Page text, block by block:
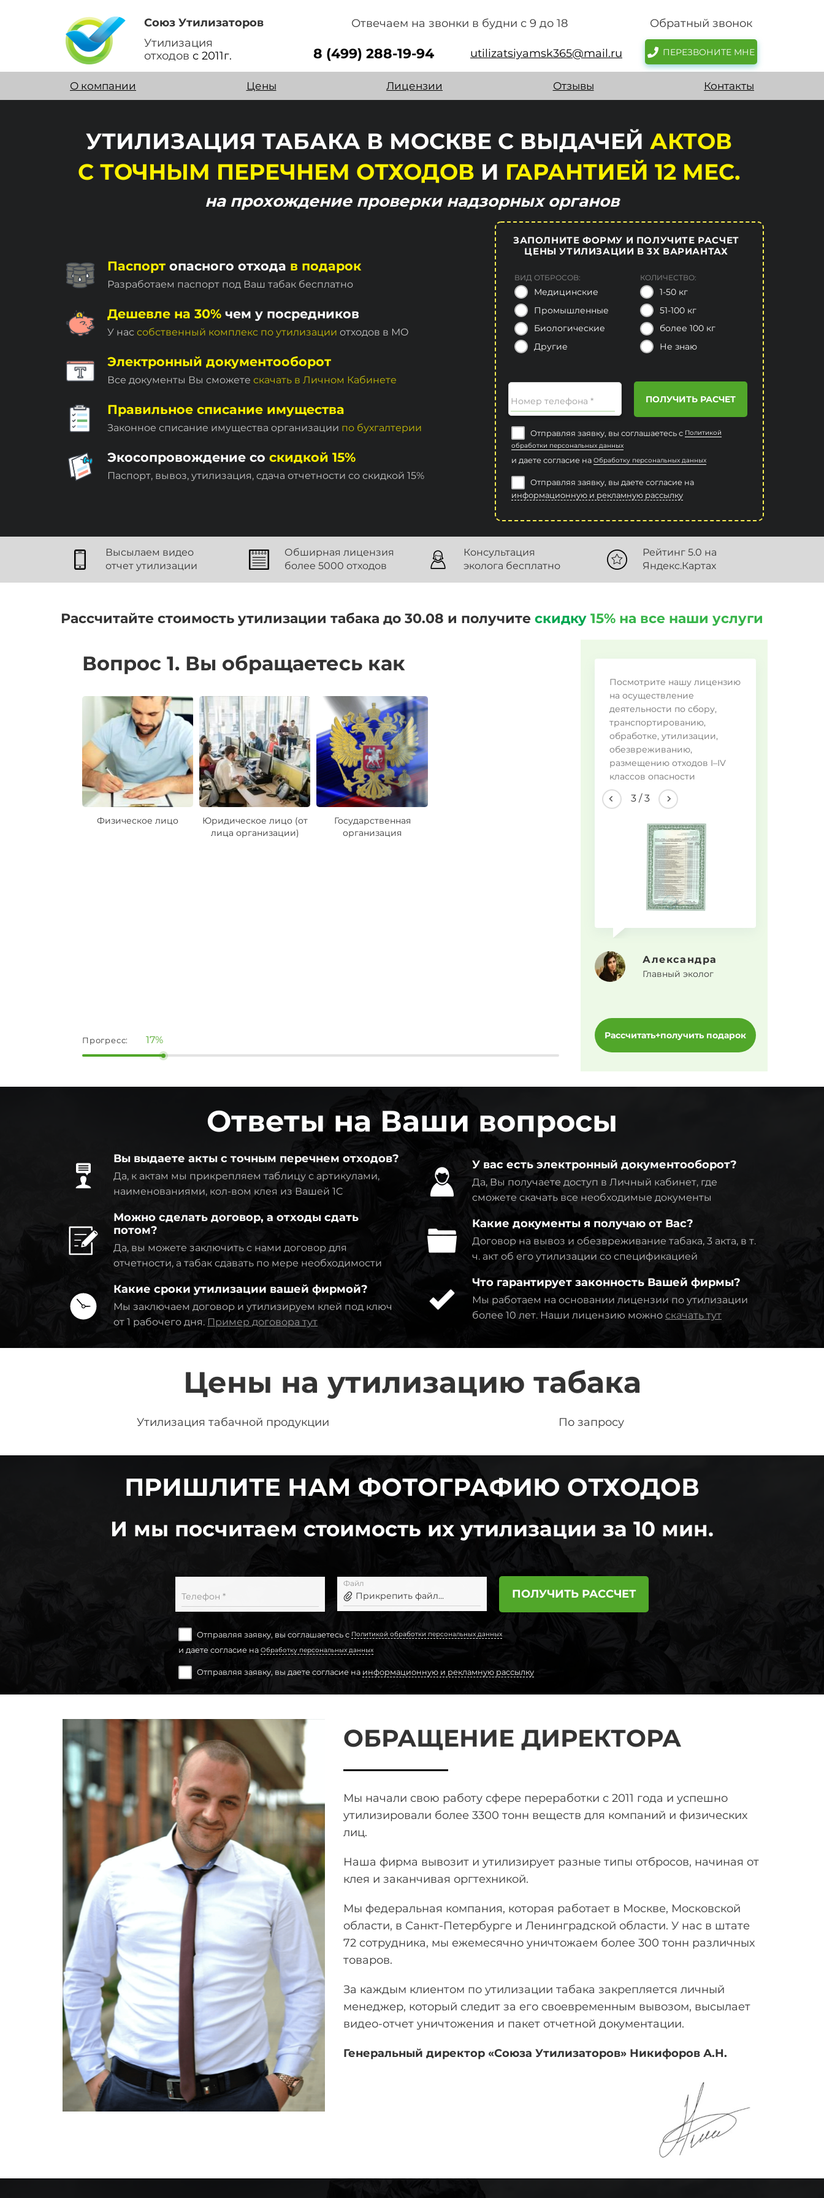
Союз Утилизаторов
Утилизация
отходов с 2011г.
Отвечаем на звонки в будни с 9 до 18 Обратный звонок
8 (499) 288-19-94 utilizatsiyamsk365@mail.ru ПЕРЕЗВОНИТЕ МНЕ
О компании Цены Лицензии Отзывы Контакты
УТИЛИЗАЦИЯ ТАБАКА В МОСКВЕ С ВЫДАЧЕЙ АКТОВ
С ТОЧНЫМ ПЕРЕЧНЕМ ОТХОДОВ И ГАРАНТИЕЙ 12 МЕС.
на прохождение проверки надзорных органов
Паспорт опасного отхода в подарок
Разработаем паспорт под Ваш табак бесплатно
Дешевле на 30% чем у посредников
У нас собственный комплекc по утилизации отходов в МО
Электронный документооборот
Все документы Вы сможете скачать в Личном Кабинете
Правильное списание имущества
Законное списание имущества организации по бухгалтерии
Экосопровождение со скидкой 15%
Паспорт, вывоз, утилизация, сдача отчетности со скидкой 15%
ЗАПОЛНИТЕ ФОРМУ И ПОЛУЧИТЕ РАСЧЕТ
ЦЕНЫ УТИЛИЗАЦИИ В 3Х ВАРИАНТАХ
ВИД ОТБРОСОВ:
Медицинские
Промышленные
Биологические
Другие
КОЛИЧЕСТВО:
1-50 кг
51-100 кг
более 100 кг
Не знаю
Номер телефона * ПОЛУЧИТЬ РАСЧЕТ
Отправляя заявку, вы соглашаетесь с Политикой
обработки персональных данных
и даете согласие на Обработку персональных данных
Отправляя заявку, вы даете согласие на
информационную и рекламную рассылку
Высылаем видео
отчет утилизации
Обширная лицензия
более 5000 отходов
Консультация
эколога бесплатно
Рейтинг 5.0 на
Яндекс.Картах
Рассчитайте стоимость утилизации табака до 30.08 и получите скидку 15% на все наши услуги
Вопрос 1. Вы обращаетесь как
Физическое лицо
Юридическое лицо (от
лица организации)
Государственная
организация
Прогресс: 17%
Посмотрите нашу лицензию
на осуществление
деятельности по сбору,
транспортированию,
обработке, утилизации,
обезвреживанию,
размещению отходов I–IV
классов опасности
3/3
Александра
Главный эколог
Рассчитать+получить подарок
Ответы на Ваши вопросы
Вы выдаете акты с точным перечнем отходов?
Да, к актам мы прикрепляем таблицу с артикулами,
наименованиями, кол-вом клея из Вашей 1C
Можно сделать договор, а отходы сдать
потом?
Да, вы можете заключить с нами договор для
отчетности, а табак сдавать по мере необходимости
Какие сроки утилизации вашей фирмой?
Мы заключаем договор и утилизируем клей под ключ
от 1 рабочего дня. Пример договора тут
У вас есть электронный документооборот?
Да, Вы получаете доступ в Личный кабинет, где
сможете скачать все необходимые документы
Какие документы я получаю от Вас?
Договор на вывоз и обезвреживание табака, 3 акта, в т.
ч. акт об его утилизации со спецификацией
Что гарантирует законность Вашей фирмы?
Мы работаем на основании лицензии по утилизации
более 10 лет. Наши лицензию можно скачать тут
Цены на утилизацию табака
Утилизация табачной продукции По запросу
ПРИШЛИТЕ НАМ ФОТОГРАФИЮ ОТХОДОВ
И мы посчитаем стоимость их утилизации за 10 мин.
Телефон *
Файл
Прикрепить файл... ПОЛУЧИТЬ РАССЧЕТ
Отправляя заявку, вы соглашаетесь с Политикой обработки персональных данных
и даете согласие на Обработку персональных данных
Отправляя заявку, вы даете согласие на информационную и рекламную рассылку
ОБРАЩЕНИЕ ДИРЕКТОРА
Мы начали свою работу сфере переработки с 2011 года и успешно
утилизировали более 3300 тонн веществ для компаний и физических
лиц.
Наша фирма вывозит и утилизирует разные типы отбросов, начиная от
клея и заканчивая оргтехникой.
Мы федеральная компания, которая работает в Москве, Московской
области, в Санкт-Петербурге и Ленинградской области. У нас в штате
72 сотрудника, мы ежемесячно уничтожаем более 300 тонн различных
товаров.
За каждым клиентом по утилизации табака закрепляется личный
менеджер, который следит за его своевременным вывозом, высылает
видео-отчет уничтожения и пакет отчетной документации.
Генеральный директор «Союза Утилизаторов» Никифоров А.Н.